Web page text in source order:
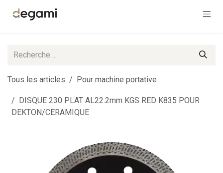
Tous les articles Pour machine portative
DISQUE 230 PLAT AL22.2mm KGS RED K835 POUR
DEKTON/CERAMIQUE